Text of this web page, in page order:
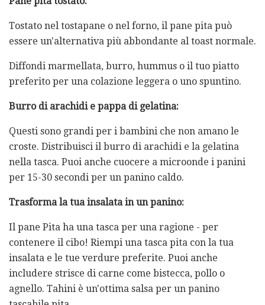
Tostato nel tostapane o nel forno, il pane pita può
essere un'alternativa più abbondante al toast normale.
Diffondi marmellata, burro, hummus o il tuo piatto
preferito per una colazione leggera o uno spuntino.
Burro di arachidi e pappa di gelatina:
Questi sono grandi per i bambini che non amano le
croste. Distribuisci il burro di arachidi e la gelatina
nella tasca. Puoi anche cuocere a microonde i panini
per 15-30 secondi per un panino caldo.
Trasforma la tua insalata in un panino:
Il pane Pita ha una tasca per una ragione - per
contenere il cibo! Riempi una tasca pita con la tua
insalata e le tue verdure preferite. Puoi anche
includere strisce di carne come bistecca, pollo o
agnello. Tahini è un'ottima salsa per un panino